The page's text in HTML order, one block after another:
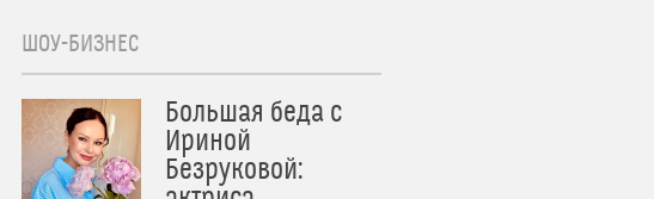
ШОУ-БИЗНЕС
Большая беда с
Ириной
Безруковой: